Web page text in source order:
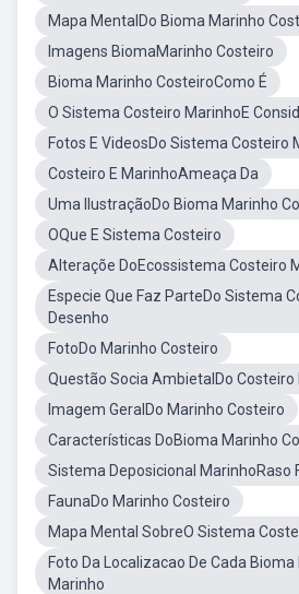
Mapa MentalDo Bioma Marinho
Imagens BiomaMarinho Costeiro
Bioma Marinho CosteiroComo É
O Sistema Costeiro MarinhoE
Fotos E VideosDo Sistema Costeiro
Costeiro E MarinhoAmeaça Da
Uma IlustraçãoDo Bioma Marinho
OQue E Sistema Costeiro
Alteraçõe DoEcossistema Costeiro
Especie Que Faz ParteDo Sistema
Desenho
FotoDo Marinho Costeiro
Questão Socia AmbietalDo Costeiro
Imagem GeralDo Marinho Costeiro
Características DoBioma Marinho
Sistema Deposicional MarinhoRaso
FaunaDo Marinho Costeiro
Mapa Mental SobreO Sistema
Foto Da Localizacao De Cada
Marinho